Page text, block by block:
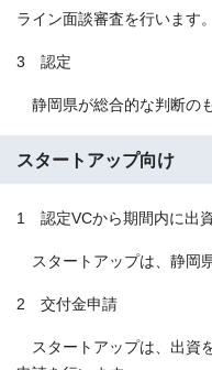
ライン⾯談審査を⾏います。
3 認定
静岡県が総合的な判断の
スタートアップ向け
1 認定VCから期間内に出
スタートアップは、静岡
2 交付金申請
スタートアップは、出資